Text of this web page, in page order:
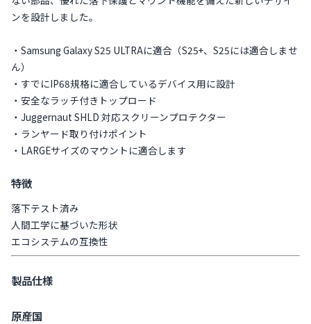
ンを設計しました。
・Samsung Galaxy S25 ULTRAに適合（S25+、S25には適合しませ
ん）
・すでにIP68規格に適合しているデバイス用に設計
・安全なラッチ付きトップロード
・Juggernaut SHLD 対応スクリーンプロテクター
・ランヤード取り付けポイント
・LARGEサイズのマウントに適合します
特徴
落下テスト済み
人間工学に基づいた形状
エコシステムの互換性
製品仕様
原産国